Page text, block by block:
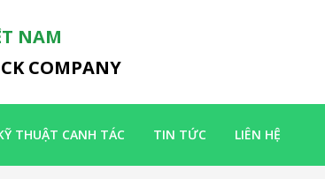
NAM
COMPANY
THUẬT CANH TÁC TIN TỨC LIÊN HỆ